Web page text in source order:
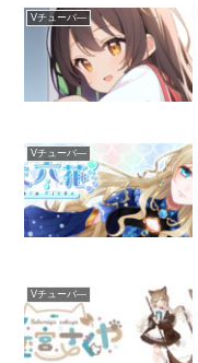
Vチューバ―
Vチューバ―
Vチューバ―